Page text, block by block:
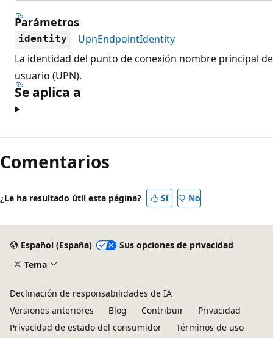
Parámetros
identity
UpnEndpointIdentity
La identidad del punto de conexión nombre principal de
usuario (UPN).
Se aplica a
Modo
de
lectura
Comentarios
¿Le ha resultado útil esta página? Sí No
Español (España)
Sus opciones de privacidad
Tema
Declinación de responsabilidades de IA
Versiones anteriores
Blog Contribuir
Privacidad
Privacidad de estado del consumidor
Términos de uso